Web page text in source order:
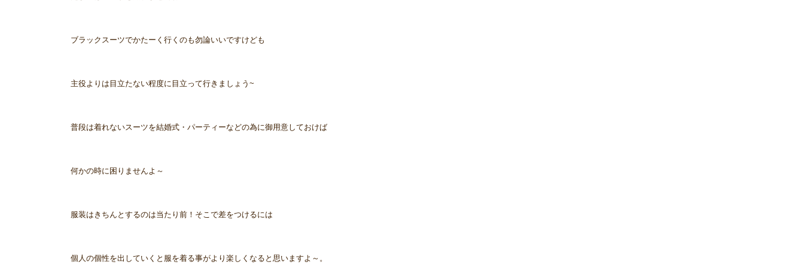
ブラックスーツでかたーく行くのも勿論いいですけども
主役よりは目立たない程度に目立って行きましょう~
普段は着れないスーツを結婚式・パーティーなどの為に御用意しておけば
何かの時に困りませんよ～
服装はきちんとするのは当たり前！そこで差をつけるには
個人の個性を出していくと服を着る事がより楽しくなると思いますよ～。